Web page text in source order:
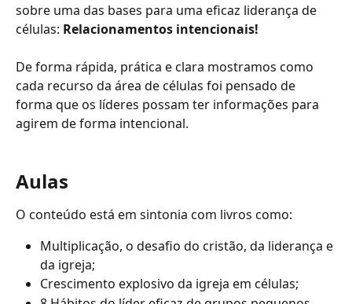
sobre uma das bases para uma eficaz liderança de
células: Relacionamentos intencionais!
De forma rápida, prática e clara mostramos como
cada recurso da área de células foi pensado de
forma que os líderes possam ter informações para
agirem de forma intencional.
Aulas
O conteúdo está em sintonia com livros como:
Multiplicação, o desafio do cristão, da liderança e
da igreja;
Crescimento explosivo da igreja em células;